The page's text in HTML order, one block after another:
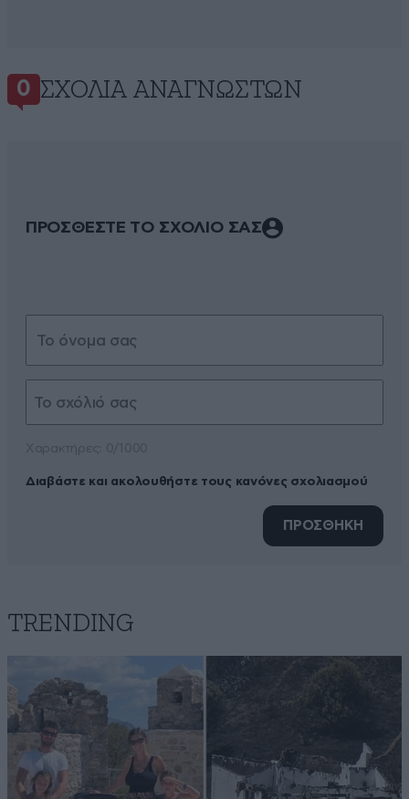
0 ΣΧΌΛΙΑ ΑΝΑΓΝΩΣΤΏΝ
ΠΡΟΣΘΕΣΤΕ ΤΟ ΣΧΟΛΙΟ ΣΑΣ
Διαβάστε και ακολουθήστε τους κανόνες σχολιασμού
ΠΡΟΣΘΗΚΗ
TRENDING